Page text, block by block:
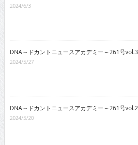
2024/6/3
DNA～ドカントニュースアカデミー～261号vol.3
2024/5/27
DNA～ドカントニュースアカデミー～261号vol.2
2024/5/20